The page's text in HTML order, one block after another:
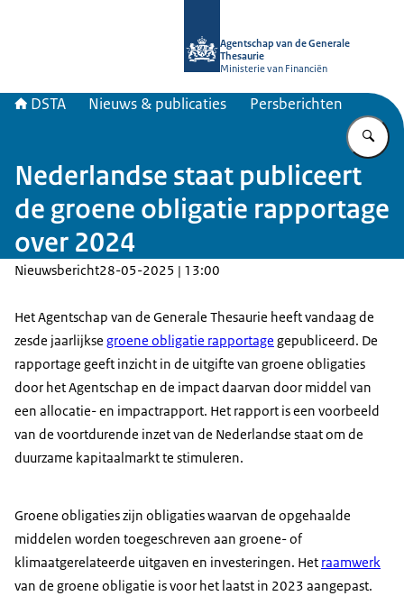
Agentschap van de Generale
Thesaurie
Ministerie van Financiën
DSTA Nieuws & publicaties Persberichten
Nederlandse staat publiceert
de groene obligatie rapportage
over 2024
Nieuwsbericht28-05-2025 | 13:00
Het Agentschap van de Generale Thesaurie heeft vandaag de
zesde jaarlijkse groene obligatie rapportage gepubliceerd. De
rapportage geeft inzicht in de uitgifte van groene obligaties
door het Agentschap en de impact daarvan door middel van
een allocatie- en impactrapport. Het rapport is een voorbeeld
van de voortdurende inzet van de Nederlandse staat om de
duurzame kapitaalmarkt te stimuleren.
Groene obligaties zijn obligaties waarvan de opgehaalde
middelen worden toegeschreven aan groene- of
klimaatgerelateerde uitgaven en investeringen. Het raamwerk
van de groene obligatie is voor het laatst in 2023 aangepast.